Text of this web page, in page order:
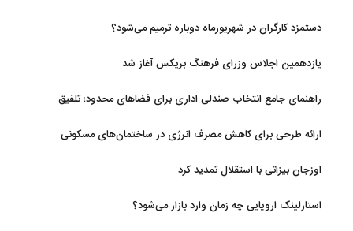
دستمزد کارگران در شهریورماه دوباره ترمیم می‌شود؟
یازدهمین اجلاس وزرای فرهنگ بریکس آغاز شد
راهنمای جامع انتخاب صندلی اداری برای فضاهای محدود؛ تلفیق
ارائه طرحی برای کاهش مصرف انرژی در ساختمان‌های مسکونی
اوزجان بیزاتی با استقلال تمدید کرد
استارلینک اروپایی چه زمان وارد بازار می‌شود؟